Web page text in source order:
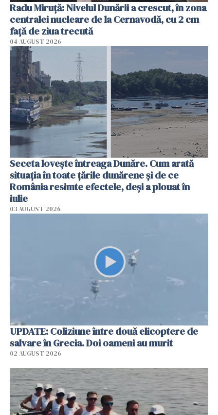
Radu Miruţă: Nivelul Dunării a crescut, în zona
centralei nucleare de la Cernavodă, cu 2 cm
faţă de ziua trecută
04 AUGUST 2026
Seceta lovește întreaga Dunăre. Cum arată
situația în toate țările dunărene și de ce
România resimte efectele, deși a plouat în
iulie
03 AUGUST 2026
UPDATE: Coliziune între două elicoptere de
salvare în Grecia. Doi oameni au murit
02 AUGUST 2026